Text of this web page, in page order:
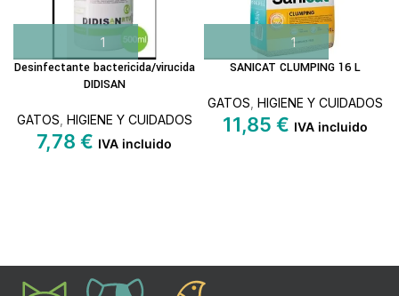
Desinfectante bactericida/virucida
DIDISAN
GATOS HIGIENE Y CUIDADOS
7,78 € IVA incluido
SANICAT CLUMPING 16 L
GATOS HIGIENE Y CUIDADOS
11,85 € IVA incluido